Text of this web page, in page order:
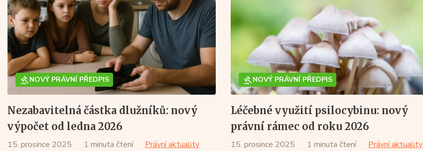
NOVÝ PRÁVNÍ PŘEDPIS
Nezabavitelná částka dlužníků: nový
výpočet od ledna 2026
15. prosince 2025 1 minuta čtení
Právní aktuality
NOVÝ PRÁVNÍ PŘEDPIS
Léčebné využití psilocybinu: nový
právní rámec od roku 2026
15. prosince 2025 1 minuta čtení
Právní aktuality